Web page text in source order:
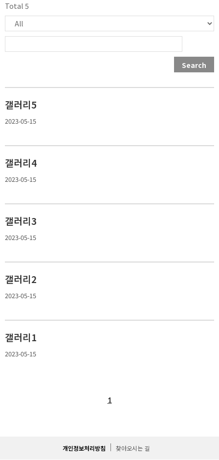
Total 5
Search
갤러리5
2023-05-15
갤러리4
2023-05-15
갤러리3
2023-05-15
갤러리2
2023-05-15
갤러리1
2023-05-15
1
개인정보처리방침 찾아오시는 길